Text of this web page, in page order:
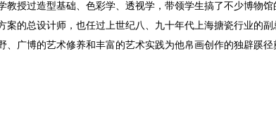
教授过造型基础、色彩学、透视学，带领学生搞了不少博物
案的总设计师，也任过上世纪八、九十年代上海搪瓷行业的
、广博的艺术修养和丰富的艺术实践为他帛画创作的独辟蹊径